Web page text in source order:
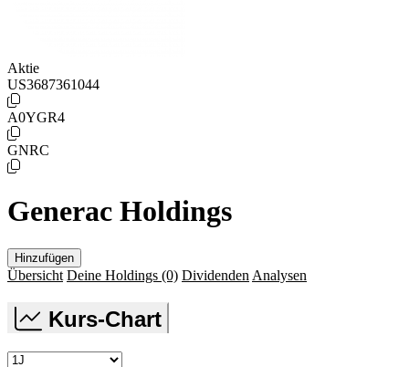
Aktie
US3687361044
A0YGR4
GNRC
Generac Holdings
Hinzufügen
Übersicht Deine Holdings (0) Dividenden Analysen
Kurs-Chart